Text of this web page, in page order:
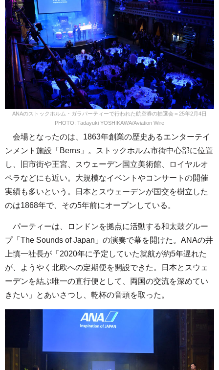
ANAのストックホルム・ガラパーティーで行われた航空券の抽選会＝25年2月4日
PHOTO: Tadayuki YOSHIKAWA/Aviation Wire
会場となったのは、1863年創業の歴史あるエンターテイ
ンメント施設「Berns」。ストックホルム市街中心部に位置
し、旧市街や王宮、スウェーデン国立美術館、ロイヤルオ
ペラなどにも近い。大規模なイベントやコンサートの開催
実績も多いという。日本とスウェーデンが国交を樹立した
のは1868年で、その5年前にオープンしている。
パーティーは、ロンドンを拠点に活動する和太鼓グルー
プ「The Sounds of Japan」の演奏で幕を開けた。ANAの井
上慎一社長が「2020年に予定していた就航が約5年遅れた
が、ようやく北欧への定期便を開設できた。日本とスウェ
ーデンを結ぶ唯一の直行便として、両国の交流を深めてい
きたい」とあいさつし、乾杯の音頭を取った。